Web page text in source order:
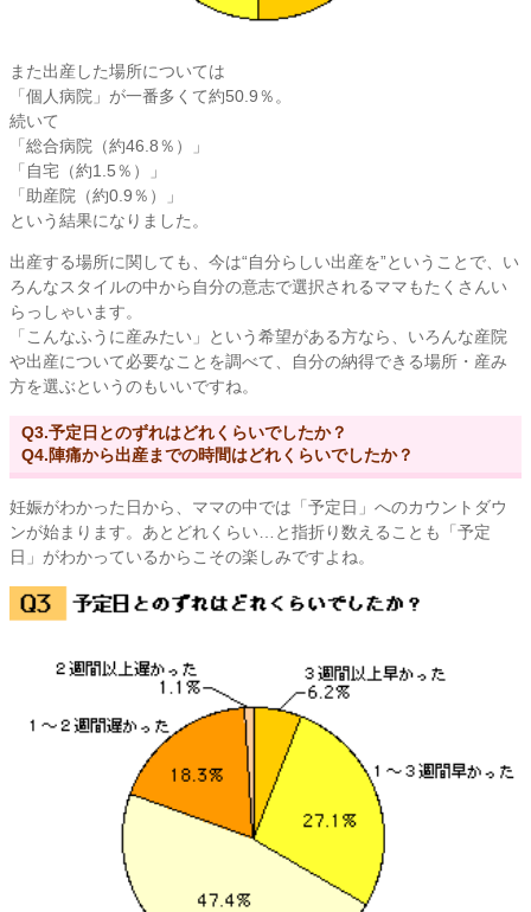
また出産した場所については
「個人病院」が一番多くて約50.9％。
続いて
「総合病院（約46.8％）」
「自宅（約1.5％）」
「助産院（約0.9％）」
という結果になりました。
出産する場所に関しても、今は“自分らしい出産を”ということで、い
ろんなスタイルの中から自分の意志で選択されるママもたくさんい
らっしゃいます。
「こんなふうに産みたい」という希望がある方なら、いろんな産院
や出産について必要なことを調べて、自分の納得できる場所・産み
方を選ぶというのもいいですね。
Q3.予定日とのずれはどれくらいでしたか？
Q4.陣痛から出産までの時間はどれくらいでしたか？
妊娠がわかった日から、ママの中では「予定日」へのカウントダウ
ンが始まります。あとどれくらい…と指折り数えることも「予定
日」がわかっているからこその楽しみですよね。